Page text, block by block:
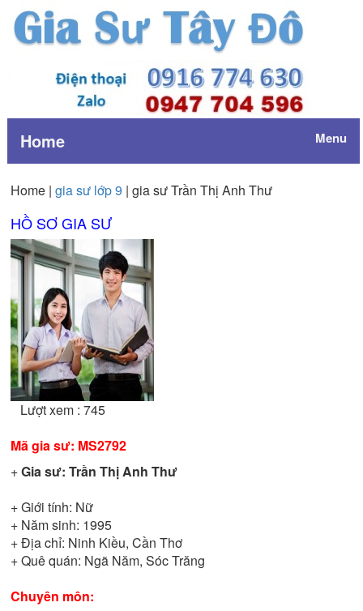
Home Menu
Home | gia sư lớp 9 | gia sư Trần Thị Anh Thư
HỒ SƠ GIA SƯ
Lượt xem : 745
Mã gia sư: MS2792
+Gia sư: Trần Thị Anh Thư
+ Giới tính: Nữ
+ Năm sinh: 1995
+ Địa chỉ: Ninh Kiều, Cần Thơ
+ Quê quán: Ngã Năm, Sóc Trăng
Chuyên môn: